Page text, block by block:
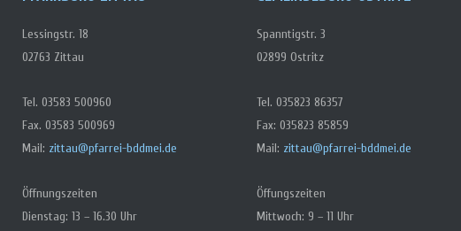
Lessingstr. 18
02763 Zittau
Tel. 03583 500960
Fax. 03583 500969
Mail: zittau@pfarrei-bddmei.de
Öffnungszeiten
Dienstag: 13 – 16.30 Uhr
Spanntigstr. 3
02899 Ostritz
Tel. 035823 86357
Fax: 035823 85859
Mail: zittau@pfarrei-bddmei.de
Öffungszeiten
Mittwoch: 9 – 11 Uhr